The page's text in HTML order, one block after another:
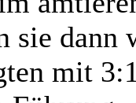
sie dann
mit